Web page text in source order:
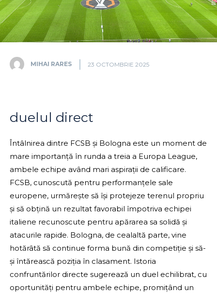
MIHAI RARES 23 OCTOMBRIE 2025
duelul direct
Întâlnirea dintre FCSB și Bologna este un moment de
mare importanță în runda a treia a Europa League,
ambele echipe având mari aspirații de calificare.
FCSB, cunoscută pentru performanțele sale
europene, urmărește să își protejeze terenul propriu
și să obțină un rezultat favorabil împotriva echipei
italiene recunoscute pentru apărarea sa solidă și
atacurile rapide. Bologna, de cealaltă parte, vine
hotărâtă să continue forma bună din competiție și să-
și întărească poziția în clasament. Istoria
confruntărilor directe sugerează un duel echilibrat, cu
oportunități pentru ambele echipe, promițând un